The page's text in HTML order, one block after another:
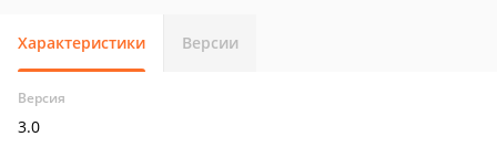
Характеристики Версии
Версия
3.0